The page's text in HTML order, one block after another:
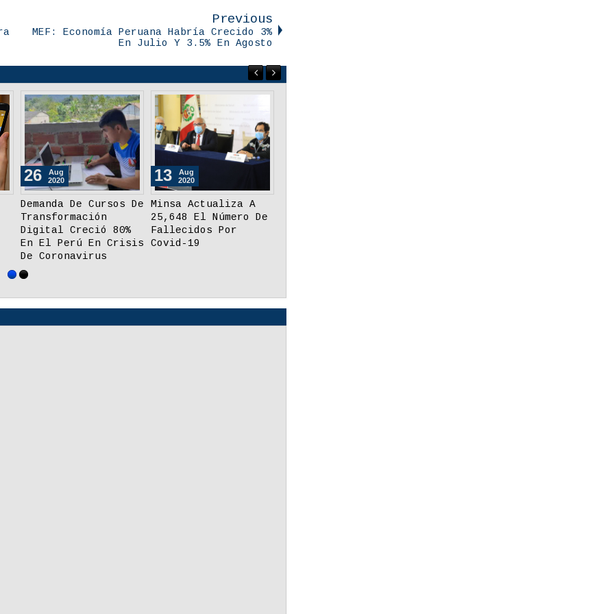
Previous
MEF: Economía Peruana Habría Crecido 3%
En Julio Y 3.5% En Agosto
Elegirán A Miembro
Del JNE Mediante
Voto Electrónico No
Presencial De La
ONPE
09
Sep
2020
RUC Digital
Contribuye A La
Formalización De
Pequeños Negocios
09
Sep
2020